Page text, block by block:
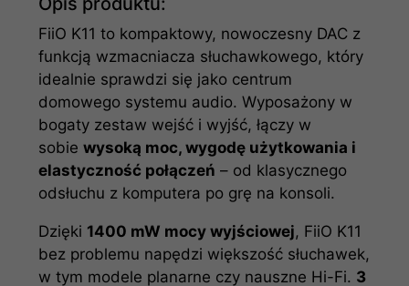
FiiO K11 to kompaktowy, nowoczesny DAC z
funkcją wzmacniacza słuchawkowego, który
idealnie sprawdzi się jako centrum
domowego systemu audio. Wyposażony w
bogaty zestaw wejść i wyjść, łączy w
sobiewysoką moc, wygodę użytkowania i
elastyczność połączeń – od klasycznego
odsłuchu z komputera po grę na konsoli.
Dzięki 1400 mW mocy wyjściowej, FiiO K11
bez problemu napędzi większość słuchawek,
w tym modele planarne czy nauszne Hi-Fi. 3